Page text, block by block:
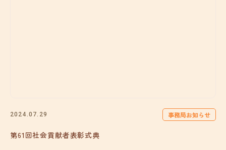
2024.07.29 事務局お知らせ
第61回社会貢献者表彰式典